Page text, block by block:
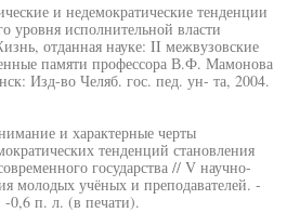
и недемократические тенденции
уровня исполнительной власти
отданная науке: II межвузовские
памяти профессора В.Ф. Мамонова
Изд-во Челяб. гос. пед. ун- та, 2004.
и характерные черты
тенденций становления
государства // V научно-
молодых учёных и преподавателей. -
п. л. (в печати).